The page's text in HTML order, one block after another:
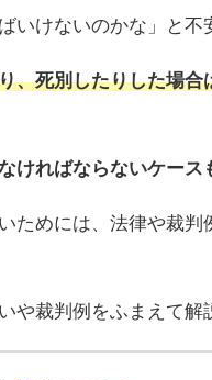
いけないのかな」と不
、死別したりした場
ければならないケース
ためには、法律や裁
や裁判例をふまえて解